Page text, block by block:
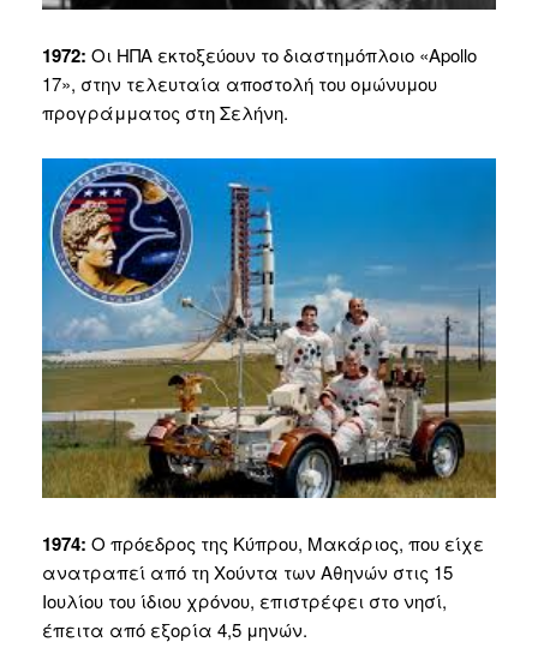
1972: Οι ΗΠΑ εκτοξεύουν το διαστημόπλοιο «Apollo
17», στην τελευταία αποστολή του ομώνυμου
προγράμματος στη Σελήνη.
1974: Ο πρόεδρος της Κύπρου, Μακάριος, που είχε
ανατραπεί από τη Χούντα των Αθηνών στις 15
Ιουλίου του ίδιου χρόνου, επιστρέφει στο νησί,
έπειτα από εξορία 4,5 μηνών.